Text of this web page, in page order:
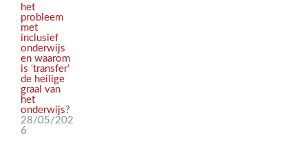
het
probleem
met
inclusief
onderwijs
en waarom
is ‘transfer’
de heilige
graal van
het
onderwijs?
28/05/202
6